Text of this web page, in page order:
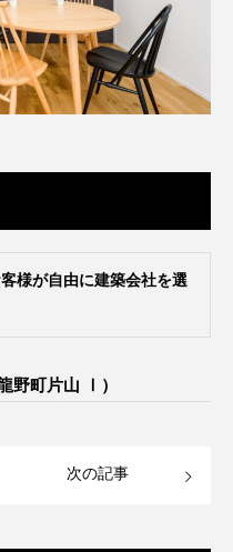
様が自由に建築会社を選
龍野町片山 Ⅰ）
次の記事